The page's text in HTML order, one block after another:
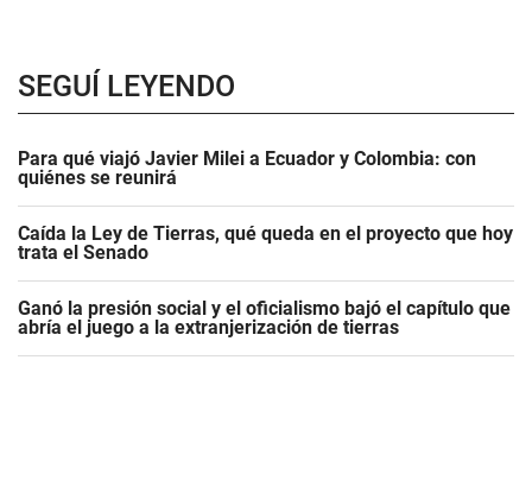
SEGUÍ LEYENDO
Para qué viajó Javier Milei a Ecuador y Colombia: con
quiénes se reunirá
Caída la Ley de Tierras, qué queda en el proyecto que hoy
trata el Senado
Ganó la presión social y el oficialismo bajó el capítulo que
abría el juego a la extranjerización de tierras